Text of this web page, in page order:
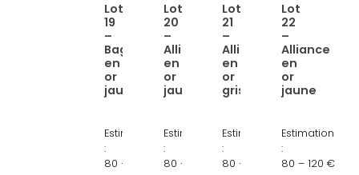
Lien
:
Bague
en
or
18
carats
ornée
Lot
19
–
Bague
en
or
jaune
Estimation
:
80 – 120 €
Lien
:
Alliance
en
or
18
carats
gravée,
Lot
20
–
Alliance
en
or
jaune
Estimation
:
80 – 120 €
Lien
:
Alliance
en
or
18
carats,
750/1000
Lot
21
–
Alliance
en
or
gris
Estimation
:
80 – 120 €
Lien
:
Alliance
en
or
18
carats
gravée,
Lot
22
–
Alliance
en
or
jaune
Estimation
:
80 – 120 €